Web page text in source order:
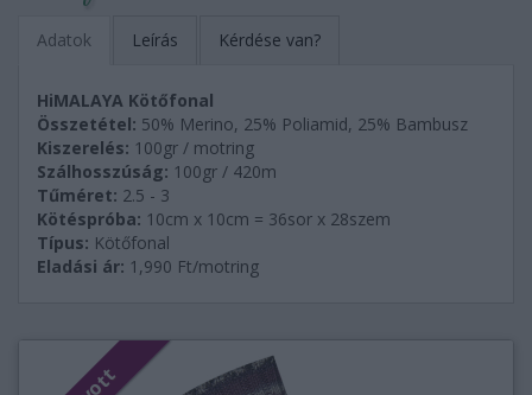
Adatok Leírás Kérdése van?
HiMALAYA Kötőfonal
Összetétel: 50% Merino, 25% Poliamid, 25% Bambusz
Kiszerelés: 100gr / motring
Szálhosszúság: 100gr / 420m
Tűméret: 2.5 - 3
Kötéspróba: 10cm x 10cm = 36sor x 28szem
Típus: Kötőfonal
Eladási ár: 1,990 Ft/motring